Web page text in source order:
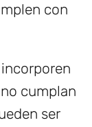
con
cumplan
ser